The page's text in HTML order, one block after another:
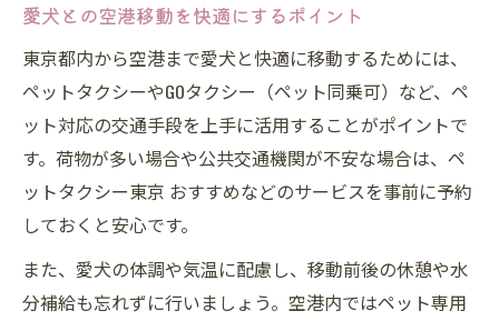
愛犬との空港移動を快適にするポイント
東京都内から空港まで愛犬と快適に移動するためには、
ペットタクシーやGOタクシー（ペット同乗可）など、ペ
ット対応の交通手段を上手に活用することがポイントで
す。荷物が多い場合や公共交通機関が不安な場合は、ペ
ットタクシー東京 おすすめなどのサービスを事前に予約
しておくと安心です。
また、愛犬の体調や気温に配慮し、移動前後の休憩や水
分補給も忘れずに行いましょう。空港内ではペット専用